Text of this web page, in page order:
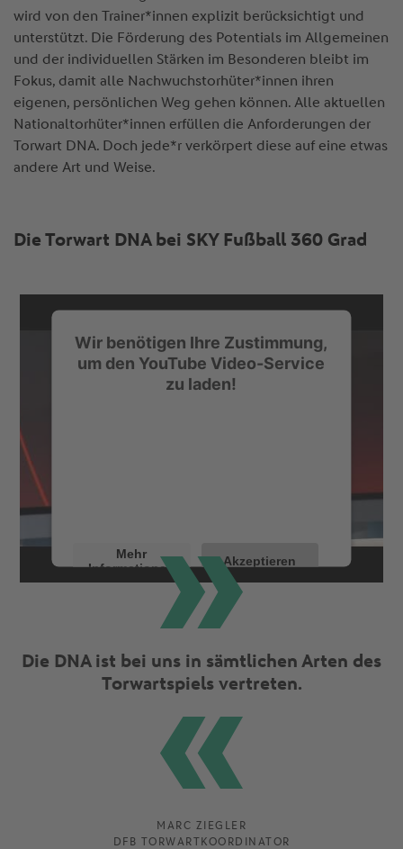
wird von den Trainer*innen explizit berücksichtigt und
unterstützt. Die Förderung des Potentials im Allgemeinen
und der individuellen Stärken im Besonderen bleibt im
Fokus, damit alle Nachwuchstorhüter*innen ihren
eigenen, persönlichen Weg gehen können. Alle aktuellen
Nationaltorhüter*innen erfüllen die Anforderungen der
Torwart DNA. Doch jede*r verkörpert diese auf eine etwas
andere Art und Weise.
Die Torwart DNA bei SKY Fußball 360 Grad
Wir benötigen Ihre Zustimmung,
um den YouTube Video-Service
zu laden!
Mehr
Informationen
Akzeptieren
Usercentrics Consent
Management Platform
Die DNA ist bei uns in sämtlichen Arten des
Torwartspiels vertreten.
MARC ZIEGLER
DFB TORWARTKOORDINATOR